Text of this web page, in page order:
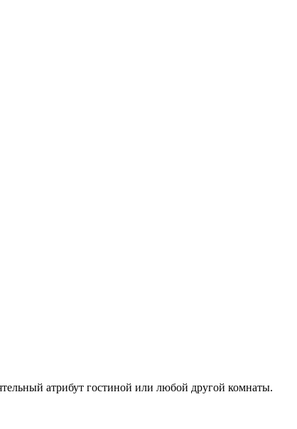
атрибут гостиной или любой другой комнаты.